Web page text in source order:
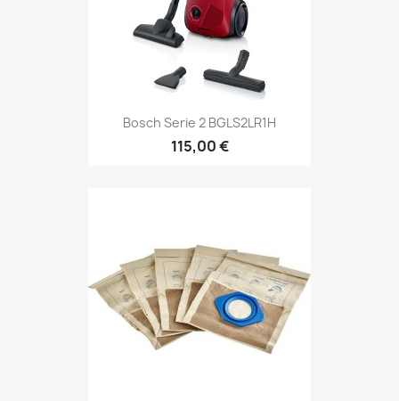
Bosch Serie 2 BGLS2LR1H
115,00 €